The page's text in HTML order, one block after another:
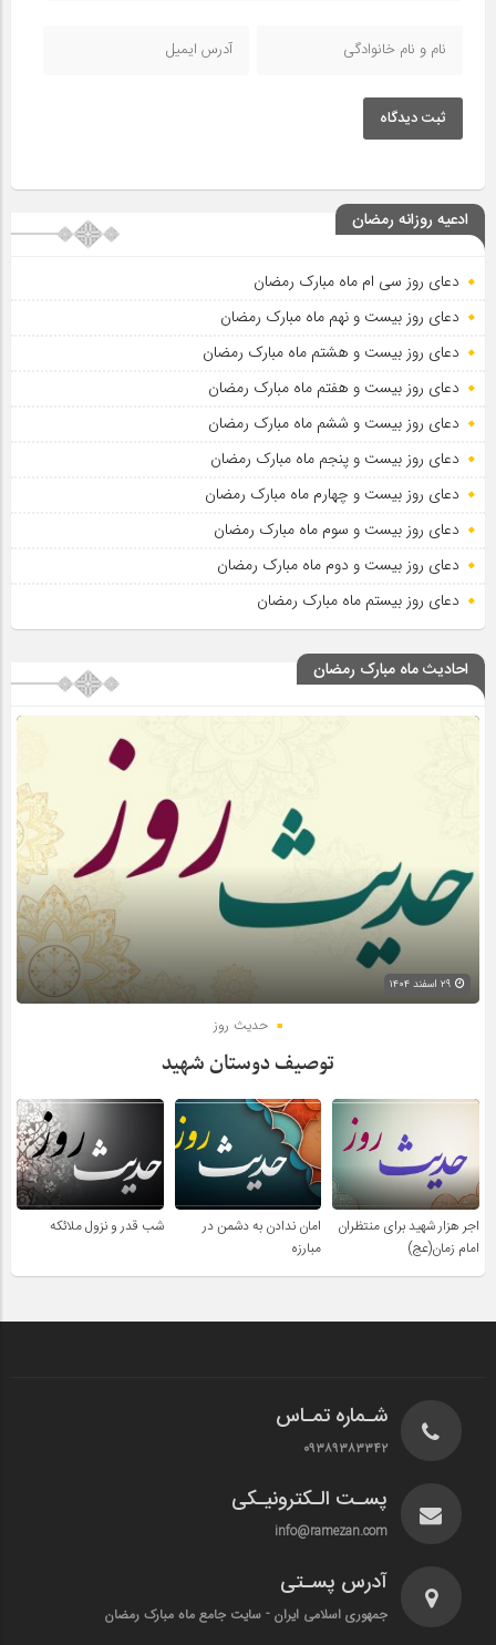
ثبت دیدگاه
ادعیه روزانه رمضان
دعای روز سی ام ماه مبارک رمضان
دعای روز بیست و نهم ماه مبارک رمضان
دعای روز بیست و هشتم ماه مبارک رمضان
دعای روز بیست و هفتم ماه مبارک رمضان
دعای روز بیست و ششم ماه مبارک رمضان
دعای روز بیست و پنجم ماه مبارک رمضان
دعای روز بیست و چهارم ماه مبارک رمضان
دعای روز بیست و سوم ماه مبارک رمضان
دعای روز بیست و دوم ماه مبارک رمضان
دعای روز بیستم ماه مبارک رمضان
احادیث ماه مبارک رمضان
حدیث روز
توصیف دوستان شهید
اجر هزار شهید برای منتظران
امام زمان(عج)
امان ندادن به دشمن در
مبارزه
شب قدر و نزول ملائکه
شـماره تمـاس
۰۹۳۸۹۳۸۳۳۴۲
پسـت الـکترونیـکی
info@ramezan.com
آدرس پسـتی
جمهوری اسلامی ایران - سایت جامع ماه مبارک رمضان